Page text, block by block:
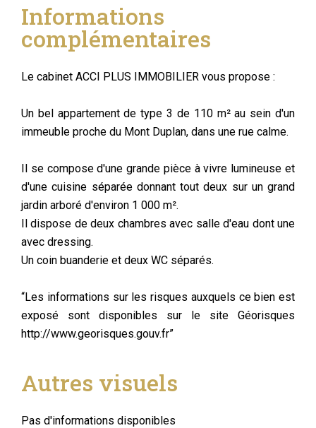
Informations
complémentaires
Le cabinet ACCI PLUS IMMOBILIER vous propose :
Un bel appartement de type 3 de 110 m² au sein d'un
immeuble proche du Mont Duplan, dans une rue calme.
Il se compose d'une grande pièce à vivre lumineuse et
d'une cuisine séparée donnant tout deux sur un grand
jardin arboré d'environ 1 000 m².
Il dispose de deux chambres avec salle d'eau dont une
avec dressing.
Un coin buanderie et deux WC séparés.
“Les informations sur les risques auxquels ce bien est
exposé sont disponibles sur le site Géorisques
http://www.georisques.gouv.fr”
Autres visuels
Pas d'informations disponibles